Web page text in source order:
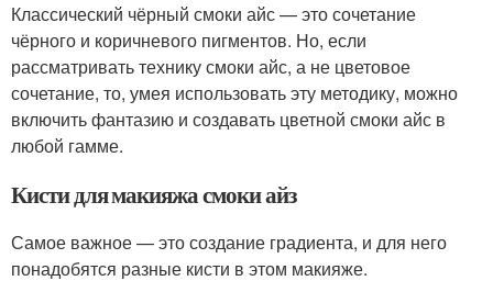
Классический чёрный смоки айс — это сочетание
чёрного и коричневого пигментов. Но, если
рассматривать технику смоки айс, а не цветовое
сочетание, то, умея использовать эту методику, можно
включить фантазию и создавать цветной смоки айс в
любой гамме.
Кисти для макияжа смоки айз
Самое важное — это создание градиента, и для него
понадобятся разные кисти в этом макияже.